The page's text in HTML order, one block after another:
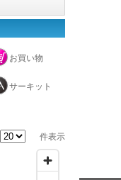
お買い物
サーキット
件表示